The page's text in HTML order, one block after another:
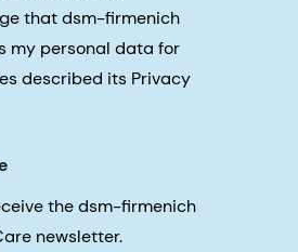
that dsm-firmenich
my personal data for
described its Privacy
the dsm-firmenich
newsletter.